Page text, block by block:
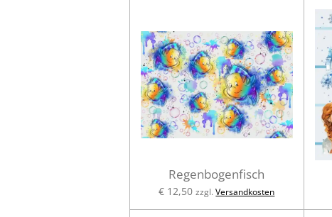
Regenbogenfisch
€ 12,50 zzgl.Versandkosten